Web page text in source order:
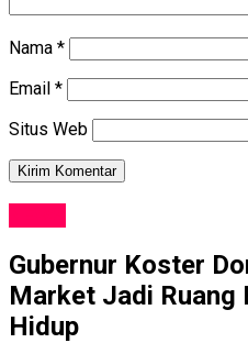
Nama *
Email *
Situs Web
Gubernur Koster
Market Jadi Ruang
Hidup